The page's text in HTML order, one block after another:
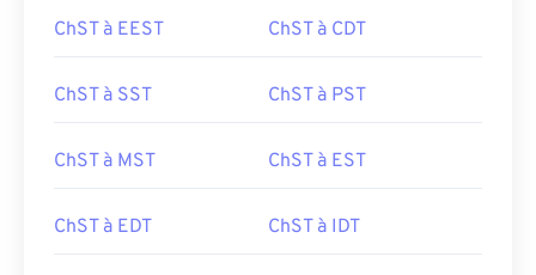
ChST à EEST ChST à CDT
ChST à SST ChST à PST
ChST à MST ChST à EST
ChST à EDT ChST à IDT